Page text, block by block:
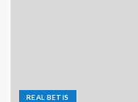
REAL BETIS